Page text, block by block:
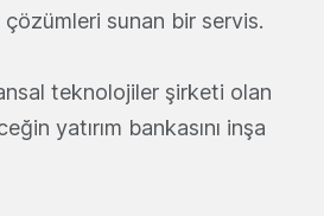
sunan bir servis.
teknolojiler şirketi olan
yatırım bankasını inşa